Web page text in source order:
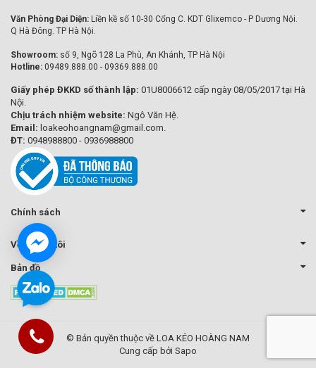
Văn Phòng Đại Diện: Liền kề số 10-30 Cổng C. KDT Glixemco - P Dương Nội.
Q Hà Đông. TP Hà Nội.
Showroom: số 9, Ngõ 128 La Phù, An Khánh, TP Hà Nội
Hotline: 09489.888.00 - 09369.888.00
Giấy phép ĐKKD số thành lập: 01U8006612 cấp ngày 08/05/2017 tại Hà
Nội.
Chịu trách nhiệm website: Ngô Văn Hệ.
Email: loakeohoangnam@gmail.com.
ĐT: 0948988800 - 0936988800
Chính sách
Về chúng tôi
Bản đồ
© Bản quyền thuộc về LOA KÉO HOÀNG NAM
Cung cấp bởi Sapo